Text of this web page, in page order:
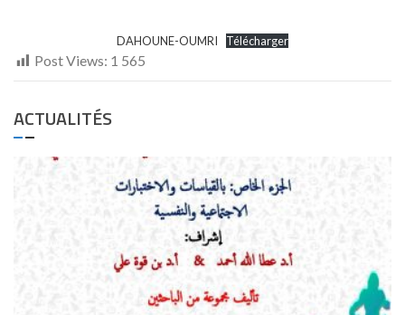
DAHOUNE-OUMRI Télécharger
Post Views: 1 565
ACTUALITÉS